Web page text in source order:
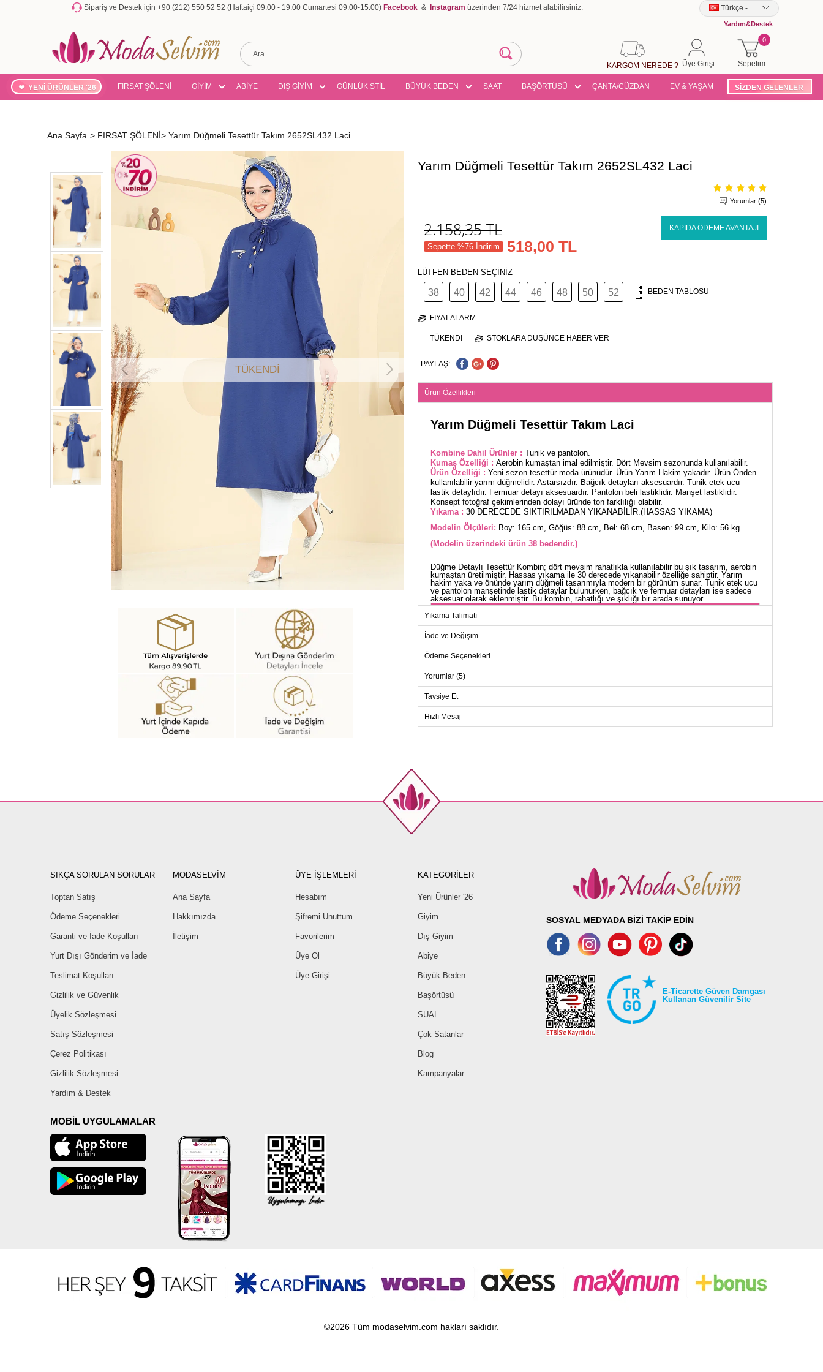
Sipariş ve Destek için +90 (212) 550 52 52 (Haftaiçi 09:00 - 19:00 Cumartesi 09:00-15:00) Facebook & Instagram üzerinden 7/24 hizmet alabilirsiniz. Türkçe -
Yardım&Destek
Sepetim
0
Üye Girişi
KARGOM NEREDE ?
YENİ ÜRÜNLER '26 FIRSAT ŞÖLENİ GİYİM ABİYE DIŞ GİYİM GÜNLÜK STİL BÜYÜK BEDEN SAAT BAŞÖRTÜSÜ ÇANTA/CÜZDAN EV & YAŞAM SİZDEN GELENLER
Ana Sayfa > FIRSAT ŞÖLENİ> Yarım Düğmeli Tesettür Takım 2652SL432 Laci
TÜKENDİ
Yarım Düğmeli Tesettür Takım 2652SL432 Laci
Yorumlar (5)
2.158,35TL KAPIDA ÖDEME AVANTAJI
Sepette %76 İndirim 518,00 TL
LÜTFEN BEDEN SEÇİNİZ
38 40 42 44 46 48 50 52 BEDEN TABLOSU
FIYAT ALARM
TÜKENDI STOKLARA DÜŞÜNCE HABER VER
PAYLAŞ:
Ürün Özellikleri
Yarım Düğmeli Tesettür Takım Laci
Kombine Dahil Ürünler : Tunik ve pantolon.
Kumaş Özelliği : Aerobin kumaştan imal edilmiştir. Dört Mevsim sezonunda kullanılabilir.
Ürün Özelliği : Yeni sezon tesettür moda ürünüdür. Ürün Yarım Hakim yakadır. Ürün Önden
kullanılabilir yarım düğmelidir. Astarsızdır. Bağcık detayları aksesuardır. Tunik etek ucu
lastik detaylıdır. Fermuar detayı aksesuardır. Pantolon beli lastiklidir. Manşet lastiklidir.
Konsept fotoğraf çekimlerinden dolayı üründe ton farklılığı olabilir.
Yıkama : 30 DERECEDE SIKTIRILMADAN YIKANABİLİR.(HASSAS YIKAMA)
Modelin Ölçüleri: Boy: 165 cm, Göğüs: 88 cm, Bel: 68 cm, Basen: 99 cm, Kilo: 56 kg.
(Modelin üzerindeki ürün 38 bedendir.)
Düğme Detaylı Tesettür Kombin; dört mevsim rahatlıkla kullanılabilir bu şık tasarım, aerobin
kumaştan üretilmiştir. Hassas yıkama ile 30 derecede yıkanabilir özelliğe sahiptir. Yarım
hakim yaka ve önünde yarım düğmeli tasarımıyla modern bir görünüm sunar. Tunik etek ucu
ve pantolon manşetinde lastik detaylar bulunurken, bağcık ve fermuar detayları ise sadece
aksesuar olarak eklenmiştir. Bu kombin, rahatlığı ve şıklığı bir arada sunuyor.
38
102
110
48
124
110
PANTOLON BEDEN ÖLÇÜLERİ (CM)
102
102
Yıkama Talimatı
İade ve Değişim
Ödeme Seçenekleri
Yorumlar (5)
Tavsiye Et
Hızlı Mesaj
SIKÇA SORULAN SORULAR
Toptan Satış
Ödeme Seçenekleri
Garanti ve İade Koşulları
Yurt Dışı Gönderim ve İade
Teslimat Koşulları
Gizlilik ve Güvenlik
Üyelik Sözleşmesi
Satış Sözleşmesi
Çerez Politikası
Gizlilik Sözleşmesi
Yardım & Destek
MODASELVİM
Ana Sayfa
Hakkımızda
İletişim
ÜYE İŞLEMLERİ
Hesabım
Şifremi Unuttum
Favorilerim
Üye Ol
Üye Girişi
KATEGORİLER
Yeni Ürünler '26
Giyim
Dış Giyim
Abiye
Büyük Beden
Başörtüsü
SUAL
Çok Satanlar
Blog
Kampanyalar
MOBİL UYGULAMALAR
SOSYAL MEDYADA BİZİ TAKİP EDİN
E-Ticarette Güven Damgası
Kullanan Güvenilir Site
©2026 Tüm modaselvim.com hakları saklıdır.